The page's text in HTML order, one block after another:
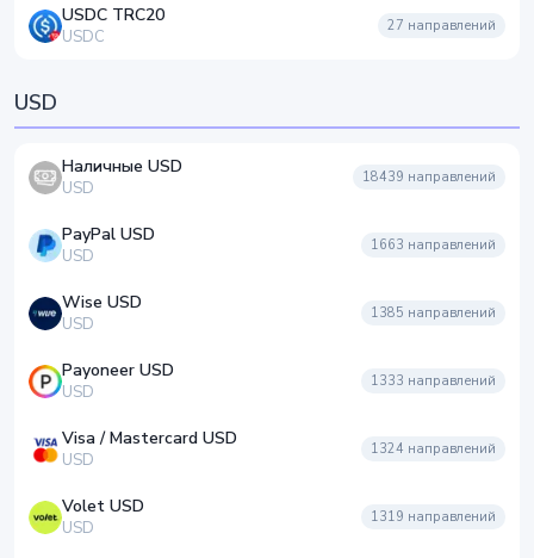
USDC TRC20
USDC
27 направлений
USD
Наличные USD
USD
18439 направлений
PayPal USD
USD
1663 направлений
Wise USD
USD
1385 направлений
Payoneer USD
USD
1333 направлений
Visa / Mastercard USD
USD
1324 направлений
Volet USD
USD
1319 направлений